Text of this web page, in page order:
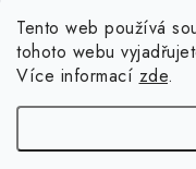
Tento web používá
tohoto webu
Více informací zde.
Doprava a platba
Vrácení zboží a reklamace
Nová skla pro vaši ochranu
22.8.2020
Designové kryty pro